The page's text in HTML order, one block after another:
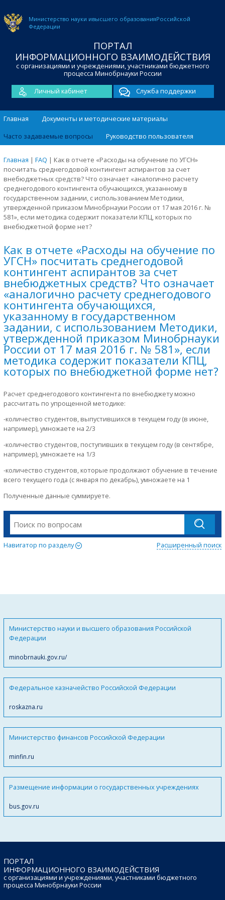
Министерство науки ивысшего образованияРоссийской
Федерации
ПОРТАЛ
ИНФОРМАЦИОННОГО ВЗАИМОДЕЙСТВИЯ
с организациями и учреждениями, участниками бюджетного
процесса Минобрнауки России
Личный кабинет
Служба поддержки
Главная
Документы и методические материалы
Часто задаваемые вопросы
Руководство пользователя
Главная | FAQ | Как в отчете «Расходы на обучение по УГСН»
посчитать среднегодовой контингент аспирантов за счет
внебюджетных средств? Что означает «аналогично расчету
среднегодового контингента обучающихся, указанному в
государственном задании, с использованием Методики,
утвержденной приказом Минобрнауки России от 17 мая 2016 г. №
581», если методика содержит показатели КПЦ, которых по
внебюджетной форме нет?
Как в отчете «Расходы на обучение по
УГСН» посчитать среднегодовой
контингент аспирантов за счет
внебюджетных средств? Что означает
«аналогично расчету среднегодового
контингента обучающихся,
указанному в государственном
задании, с использованием Методики,
утвержденной приказом Минобрнауки
России от 17 мая 2016 г. № 581», если
методика содержит показатели КПЦ,
которых по внебюджетной форме нет?
Расчет среднегодового контингента по внебюджету можно
рассчитать по упрощенной методике:
-количество студентов, выпустившихся в текущем году (в июне,
например), умножаете на 2/3
-количество студентов, поступивших в текущем году (в сентябре,
например), умножаете на 1/3
-количество студентов, которые продолжают обучение в течение
всего текущего года (с января по декабрь), умножаете на 1
Полученные данные суммируете.
Навигатор по разделу Расширенный поиск
Министерство науки и высшего образования Российской
Федерации
minobrnauki.gov.ru/
Федеральное казначейство Российской Федерации
roskazna.ru
Министерство финансов Российской Федерации
minfin.ru
Размещение информации о государственных учреждениях
bus.gov.ru
ПОРТАЛ
ИНФОРМАЦИОННОГО ВЗАИМОДЕЙСТВИЯ
с организациями и учреждениями, участниками бюджетного
процесса Минобрнауки России